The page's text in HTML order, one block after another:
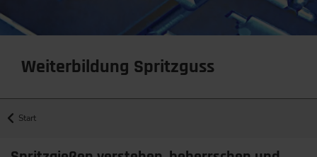
Weiterbildung Spritzguss
Start